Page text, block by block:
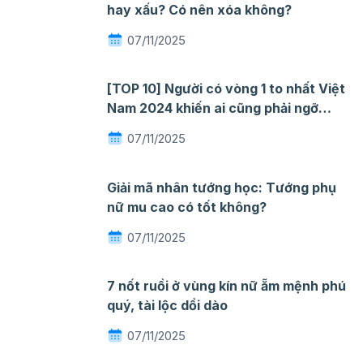
hay xấu? Có nên xóa không?
07/11/2025
[TOP 10] Người có vòng 1 to nhất Việt
Nam 2024 khiến ai cũng phải ngỡ
ngàng mê đắm
07/11/2025
Giải mã nhân tướng học: Tướng phụ
nữ mu cao có tốt không?
07/11/2025
7 nốt ruồi ở vùng kín nữ ẵm mệnh phú
quý, tài lộc dồi dào
07/11/2025